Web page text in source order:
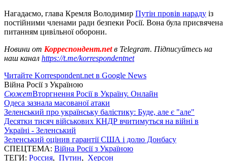
Нагадаємо, глава Кремля Володимир Путін провів нараду із
постійними членами ради безпеки Росії. Вона була присвячена
питанням цивільної оборони.
Новини от Корреспондент.netв Telegram. Підписуйтесь на
наш канал https://t.me/korrespondentnet
Читайте Korrespondent.net в Google News
Війна Росії з Україною
СюжетВторгнення Росії в Україну. Онлайн
Одеса зазнала масованої атаки
Зеленський про українську балістику: Буде, але є "але"
Десятки тисяч військових КНДР вчитимуться на війні в
Україні - Зеленський
Зеленський оцінив гарантії США і долю Донбасу
СПЕЦТЕМА: Війна Росії з Україною
ТЕГИ: Россия, Путин, Херсон